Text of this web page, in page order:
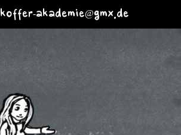
koffer-akademie@gmx.de